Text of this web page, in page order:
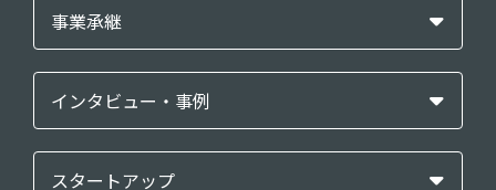
事業承継
インタビュー・事例
スタートアップ